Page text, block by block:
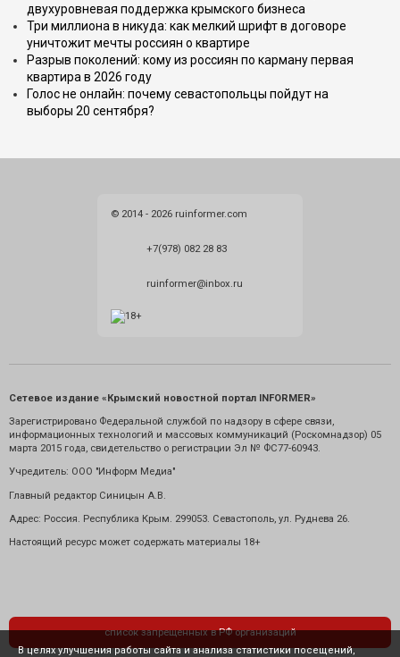
двухуровневая поддержка крымского бизнеса
Три миллиона в никуда: как мелкий шрифт в договоре
уничтожит мечты россиян о квартире
Разрыв поколений: кому из россиян по карману первая
квартира в 2026 году
Голос не онлайн: почему севастопольцы пойдут на
выборы 20 сентября?
© 2014 - 2026 ruinformer.com
+7(978) 082 28 83
ruinformer@inbox.ru
Сетевое издание «Крымский новостной портал INFORMER»
Зарегистрировано Федеральной службой по надзору в сфере связи,
информационных технологий и массовых коммуникаций (Роскомнадзор) 05
марта 2015 года, свидетельство о регистрации Эл № ФС77-60943.
Учредитель: ООО "Информ Медиа"
Главный редактор Синицын А.В.
Адрес: Россия. Республика Крым. 299053. Севастополь, ул. Руднева 26.
Настоящий ресурс может содержать материалы 18+
список запрещенных в РФ организаций
В целях улучшения работы сайта и анализа статистики посещений,